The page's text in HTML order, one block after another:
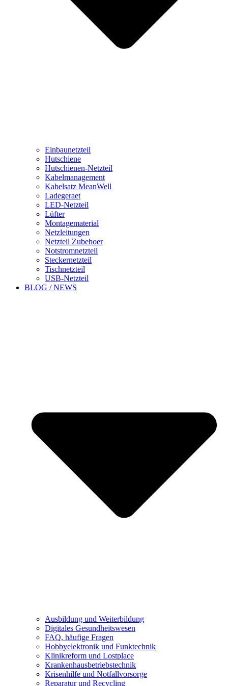
Einbaunetzteil
Hutschiene
Hutschienen-Netzteil
Kabelmanagement
Kabelsatz MeanWell
Ladegeraet
LED-Netzteil
Lüfter
Montagematerial
Netzleitungen
Netzteil Zubehoer
Notstromnetzteil
Steckernetzteil
Tischnetzteil
USB-Netzteil
BLOG / NEWS
Ausbildung und Weiterbildung
Digitales Gesundheitswesen
FAQ, häufige Fragen
Hobbyelektronik und Funktechnik
Klinikreform und Lostplace
Krankenhausbetriebstechnik
Krisenhilfe und Notfallvorsorge
Reparatur und Recycling